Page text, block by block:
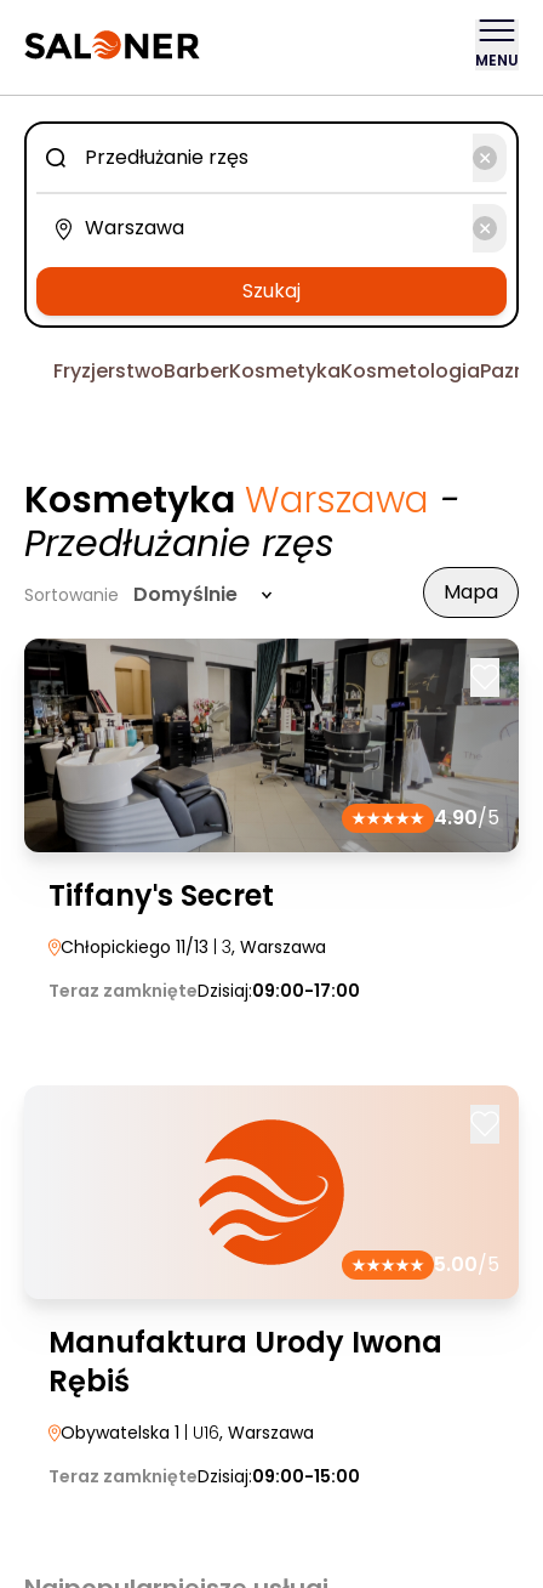
MENU
Szukaj
FryzjerstwoBarberKosmetykaKosmetologia
Kosmetyka Warszawa -
Przedłużanie rzęs
Sortowanie Domyślnie Mapa
4.90/5
Tiffanyˈs Secret
Chłopickiego 11/13 | 3, Warszawa
Teraz zamknięteDzisiaj:09:00-17:00
5.00/5
Manufaktura Urody Iwona
Rębiś
Obywatelska 1 | U16, Warszawa
Teraz zamknięteDzisiaj:09:00-15:00